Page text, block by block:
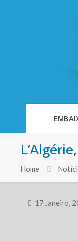
Home
17 Janeiro,